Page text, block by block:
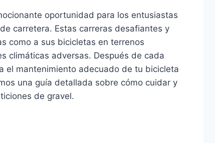
oportunidad para los entusiastas
carretera. Estas carreras desafiantes y
como a sus bicicletas en terrenos
climáticas adversas. Después de cada
el mantenimiento adecuado de tu bicicleta
una guía detallada sobre cómo cuidar y
de gravel.